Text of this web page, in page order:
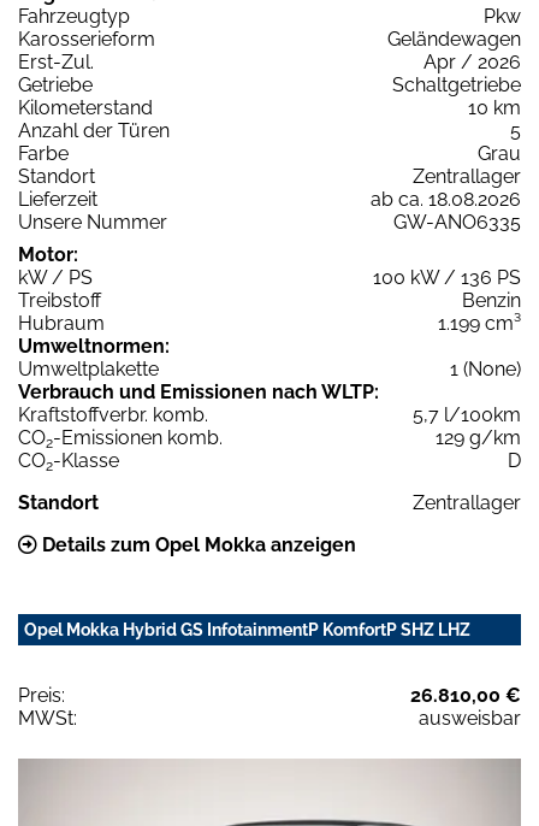
Fahrzeugtyp
Pkw
Karosserieform
Geländewagen
Erst-Zul.
Apr / 2026
Getriebe
Schaltgetriebe
Kilometerstand
10 km
Anzahl der Türen
5
Farbe
Grau
Standort
Zentrallager
Lieferzeit
ab ca. 18.08.2026
Unsere Nummer
GW-ANO6335
Motor:
kW / PS
100 kW / 136 PS
Treibstoff
Benzin
Hubraum
1.199 cm³
Umweltnormen:
Umweltplakette
1 (None)
Verbrauch und Emissionen nach WLTP:
Kraftstoffverbr. komb.
5,7 l/100km
CO2-Emissionen komb.
129 g/km
CO2-Klasse
D
Standort
Zentrallager
Details zum Opel Mokka anzeigen
Opel Mokka Hybrid GS InfotainmentP KomfortP SHZ LHZ
Preis:
26.810,00 €
MWSt:
ausweisbar